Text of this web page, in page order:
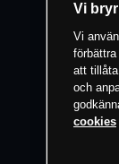
Vi
Vi
att
och
cookies